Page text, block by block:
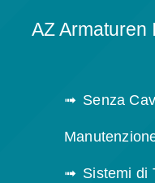
AZ Armaturen
Senza
Sistemi di